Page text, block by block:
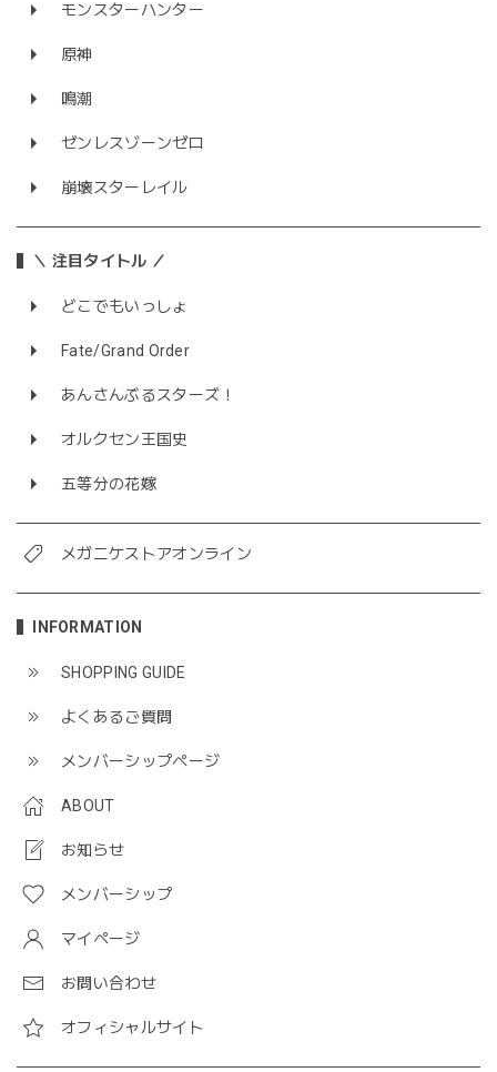
モンスターハンター
原神
鳴潮
ゼンレスゾーンゼロ
崩壊スターレイル
＼ 注目タイトル ／
どこでもいっしょ
Fate/Grand Order
あんさんぶるスターズ！
オルクセン王国史
五等分の花嫁
メガニケストアオンライン
INFORMATION
SHOPPING GUIDE
よくあるご質問
メンバーシップページ
ABOUT
お知らせ
メンバーシップ
マイページ
お問い合わせ
オフィシャルサイト